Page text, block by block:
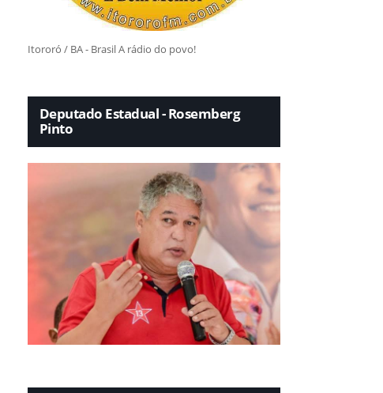
Itororó / BA - Brasil A rádio do povo!
Deputado Estadual - Rosemberg
Pinto